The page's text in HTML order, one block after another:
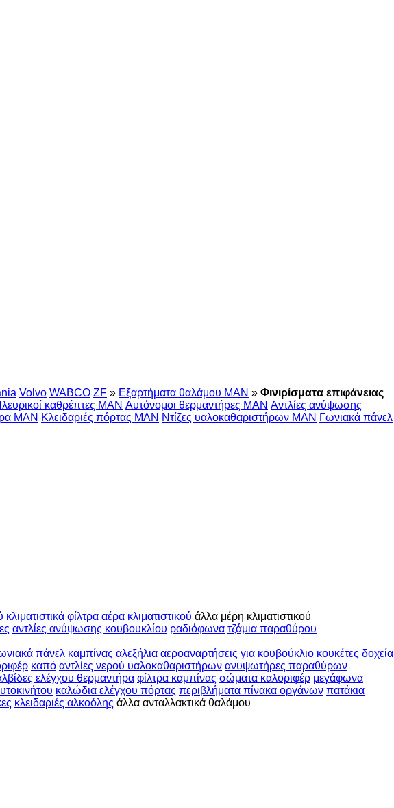
Volvo WABCO ZF » Εξαρτήματα θαλάμου MAN » Φινιρίσματα επιφάνειας
καθρέπτες MAN Αυτόνομοι θερμαντήρες MAN Αντλίες ανύψωσης
MAN Κλειδαριές πόρτας MAN Ντίζες υαλοκαθαριστήρων MAN Γωνιακά πάνελ
κλιματιστικά φίλτρα αέρα κλιματιστικού άλλα μέρη κλιματιστικού
αντλίες ανύψωσης κουβουκλίου ραδιόφωνα τζάμια παραθύρου
πάνελ καμπίνας αλεξήλια αεροαναρτήσεις για κουβούκλιο κουκέτες δοχεία
καπό αντλίες νερού υαλοκαθαριστήρων ανυψωτήρες παραθύρων
ελέγχου θερμαντήρα φίλτρα καμπίνας σώματα καλοριφέρ μεγάφωνα
καλώδια ελέγχου πόρτας περιβλήματα πίνακα οργάνων πατάκια
κλειδαριές αλκοόλης άλλα ανταλλακτικά θαλάμου